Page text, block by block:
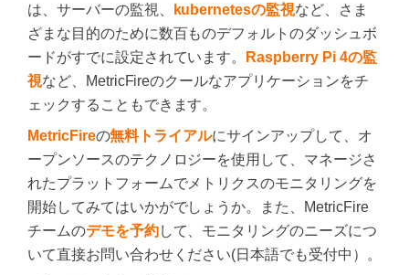
は、サーバーの監視、
kubernetesの監視など、さま
ざまな目的のために数百ものデフォルトのダッシュボ
ードがすでに設定されています。
Raspberry Pi 4の監
視など、MetricFireのクールなアプリケーションをチ
ェックすることもできます。
MetricFireの無料トライアルにサインアップして、オ
ープンソースのテクノロジーを使用して、マネージさ
れたプラットフォームでメトリクスのモニタリングを
開始してみてはいかがでしょうか。また、MetricFire
チームのデモを予約して、モニタリングのニーズにつ
いて直接お問い合わせください(日本語でも受付中）。